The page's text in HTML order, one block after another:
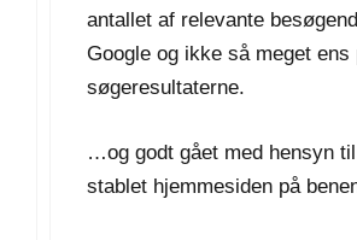
antallet af relevante
Google og ikke så meget ens
søgeresultaterne.
…og godt gået med hensyn
stablet hjemmesiden på